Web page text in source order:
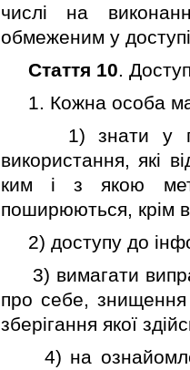
числi на
обмеженим у
Стаття 10.
1. Кожна особа
1) знати у
використання, якi
ким i з якою
поширюються, крiм
2) доступу до
3) вимагати
про себе,
зберiгання якої
4) на